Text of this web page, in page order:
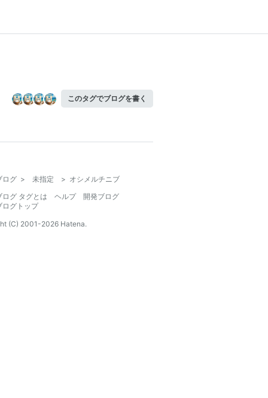
このタグでブログを書く
ログ > 未指定 > オシメルチニブ
ログ タグとは
ヘルプ
開発ブログ
ログトップ
(C) 2001-2026 Hatena.